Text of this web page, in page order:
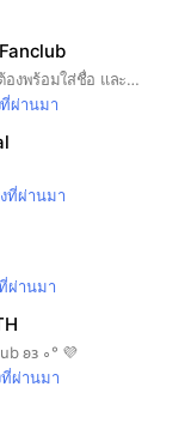
กรุณาตอบคำถามให้ถูกต้องพร้อมใส่ชื่อ และรูปโปรไฟล์ ให้เรียบร้อยนะคะ Please answer the questions correctly and fill in your name and profile picture. We welcome you! #ถุงแป้งภัทรวดี #tungpangpattaravadee
ผ่านมา
ที่ผ่านมา
ผ่านมา
𐐪𐑂 ∘° 💜
ที่ผ่านมา